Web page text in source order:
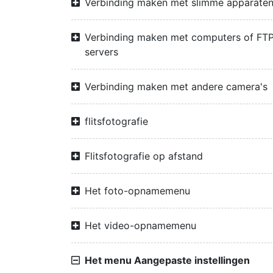
Verbinding maken met slimme apparaten
Verbinding maken met computers of
servers
Verbinding maken met andere camera's
flitsfotografie
Flitsfotografie op afstand
Het foto-opnamemenu
Het video-opnamemenu
Het menu Aangepaste instellingen